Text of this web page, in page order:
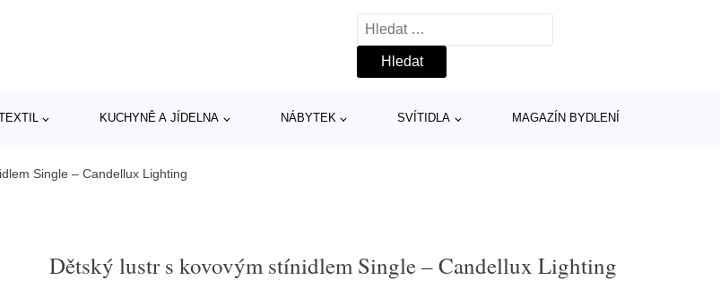
Vyhledávání
KUCHYNĚ A JÍDELNA NÁBYTEK SVÍTIDLA MAGAZÍN BYDLENÍ
Single – Candellux Lighting
Dětský lustr s kovovým stínidlem Single – Candellux Lighting